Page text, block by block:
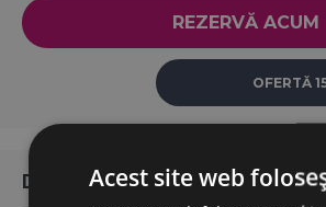
REZERVĂ ACUM
OFERTĂ
De ce să rezervați o mașină de la
Acest site web